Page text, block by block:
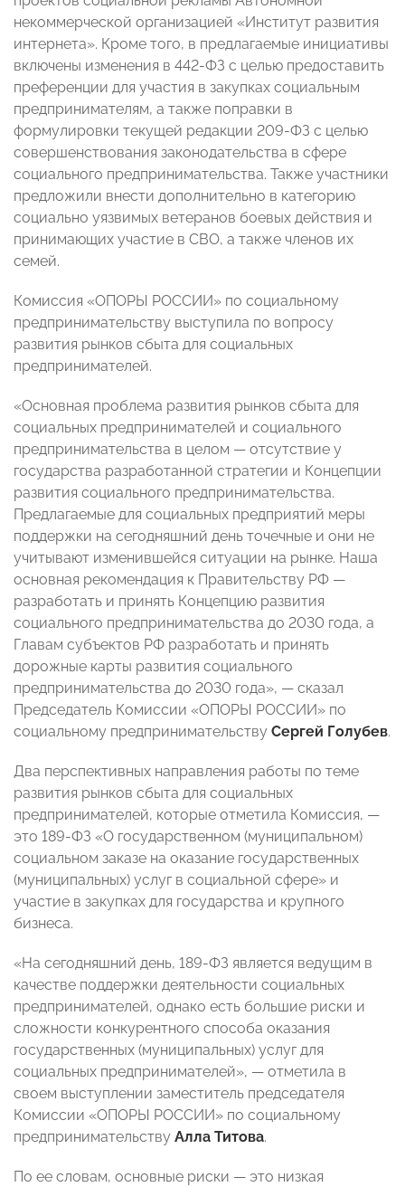
некоммерческой организацией «Институт развития
интернета». Кроме того, в предлагаемые инициативы
включены изменения в 442-ФЗ с целью предоставить
преференции для участия в закупках социальным
предпринимателям, а также поправки в
формулировки текущей редакции 209-ФЗ с целью
совершенствования законодательства в сфере
социального предпринимательства. Также участники
предложили внести дополнительно в категорию
социально уязвимых ветеранов боевых действия и
принимающих участие в СВО, а также членов их
семей.
Комиссия «ОПОРЫ РОССИИ» по социальному
предпринимательству выступила по вопросу
развития рынков сбыта для социальных
предпринимателей.
«Основная проблема развития рынков сбыта для
социальных предпринимателей и социального
предпринимательства в целом — отсутствие у
государства разработанной стратегии и Концепции
развития социального предпринимательства.
Предлагаемые для социальных предприятий меры
поддержки на сегодняшний день точечные и они не
учитывают изменившейся ситуации на рынке. Наша
основная рекомендация к Правительству РФ —
разработать и принять Концепцию развития
социального предпринимательства до 2030 года, а
Главам субъектов РФ разработать и принять
дорожные карты развития социального
предпринимательства до 2030 года», — сказал
Председатель Комиссии «ОПОРЫ РОССИИ» по
социальному предпринимательству Сергей Голубев.
Два перспективных направления работы по теме
развития рынков сбыта для социальных
предпринимателей, которые отметила Комиссия, —
это 189-ФЗ «О государственном (муниципальном)
социальном заказе на оказание государственных
(муниципальных) услуг в социальной сфере» и
участие в закупках для государства и крупного
бизнеса.
«На сегодняшний день, 189-ФЗ является ведущим в
качестве поддержки деятельности социальных
предпринимателей, однако есть большие риски и
сложности конкурентного способа оказания
государственных (муниципальных) услуг для
социальных предпринимателей», — отметила в
своем выступлении заместитель председателя
Комиссии «ОПОРЫ РОССИИ» по социальному
предпринимательству Алла Титова.
По ее словам, основные риски — это низкая